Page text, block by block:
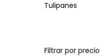
Tulipanes
Filtrar por precio